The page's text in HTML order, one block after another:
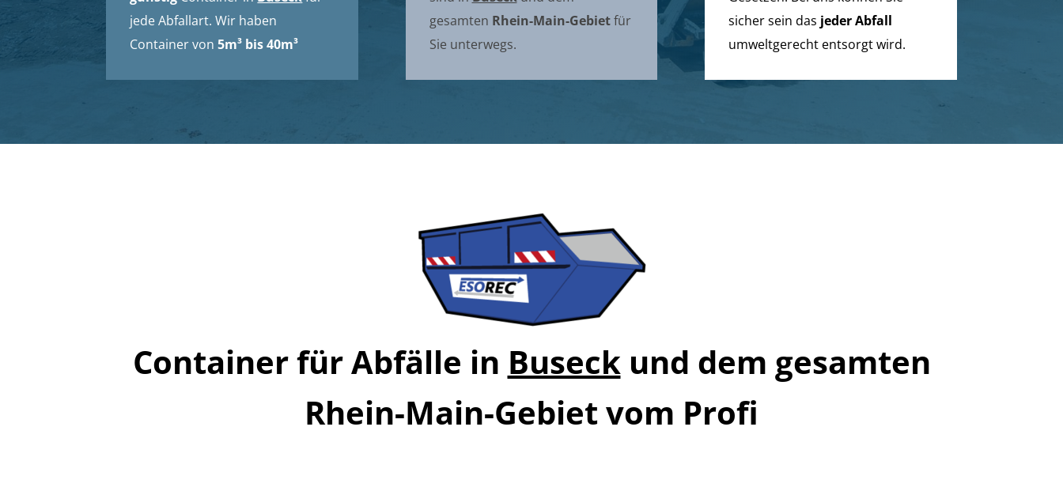
jede Abfallart. Wir haben
Container von5m³ bis 40m³
gesamten Rhein-Main-Gebietfür
Sie unterwegs.
sicher sein das jeder Abfall
umweltgerecht entsorgt wird.
Container für Abfälle in Buseckund dem gesamten
Rhein-Main-Gebiet vom Profi